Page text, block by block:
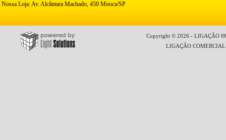
Nossa Loja: Av. Alcântara Machado, 450 Mooca/SP
Copyright © 2026 - LIGAÇÃO
LIGAÇÃO